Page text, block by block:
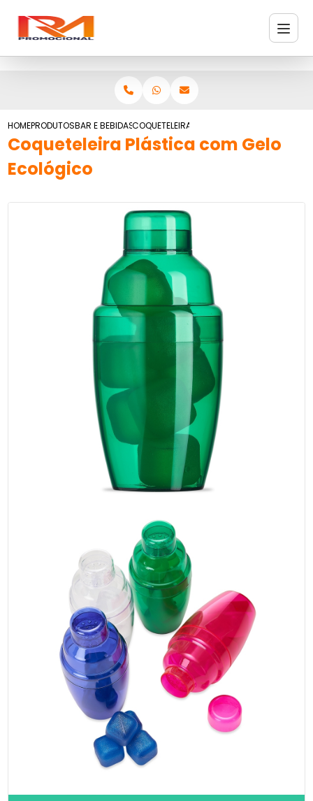
HOMEPRODUTOSBAR E BEBIDASCOQUETELEIRA PLÁSTICA COM GELO
Coqueteleira Plástica com Gelo
Ecológico